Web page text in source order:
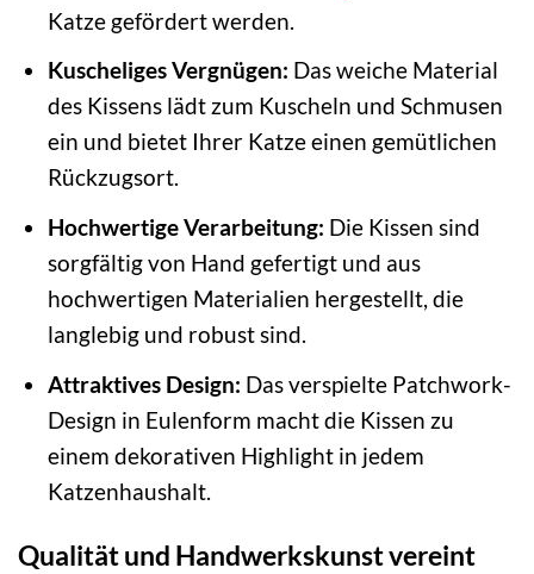
Katze gefördert werden.
Kuscheliges Vergnügen: Das weiche Material
des Kissens lädt zum Kuscheln und Schmusen
ein und bietet Ihrer Katze einen gemütlichen
Rückzugsort.
Hochwertige Verarbeitung: Die Kissen sind
sorgfältig von Hand gefertigt und aus
hochwertigen Materialien hergestellt, die
langlebig und robust sind.
Attraktives Design: Das verspielte Patchwork-
Design in Eulenform macht die Kissen zu
einem dekorativen Highlight in jedem
Katzenhaushalt.
Qualität und Handwerkskunst vereint